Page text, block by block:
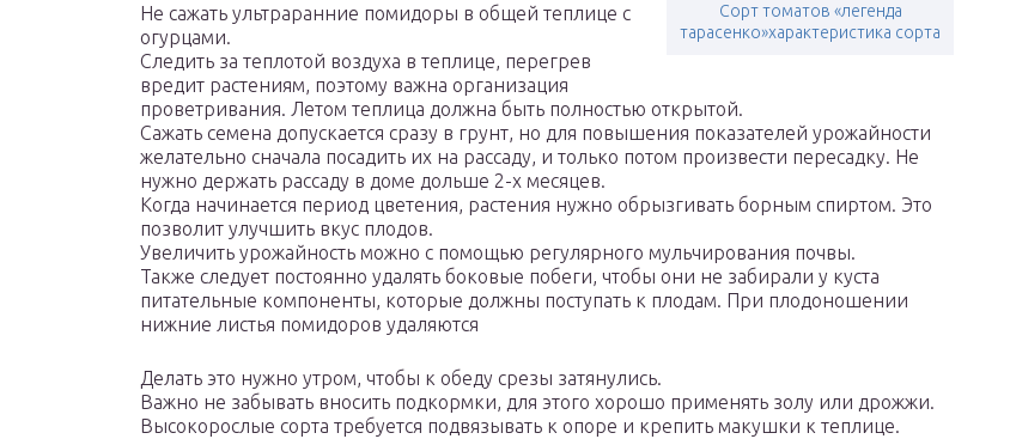
Сорт томатов «легенда
тарасенко»характеристика сорта
Не сажать ультраранние помидоры в общей теплице с
огурцами.
Следить за теплотой воздуха в теплице, перегрев
вредит растениям, поэтому важна организация
проветривания. Летом теплица должна быть полностью открытой.
Сажать семена допускается сразу в грунт, но для повышения показателей урожайности
желательно сначала посадить их на рассаду, и только потом произвести пересадку. Не
нужно держать рассаду в доме дольше 2-х месяцев.
Когда начинается период цветения, растения нужно обрызгивать борным спиртом. Это
позволит улучшить вкус плодов.
Увеличить урожайность можно с помощью регулярного мульчирования почвы.
Также следует постоянно удалять боковые побеги, чтобы они не забирали у куста
питательные компоненты, которые должны поступать к плодам. При плодоношении
нижние листья помидоров удаляются
Делать это нужно утром, чтобы к обеду срезы затянулись.
Важно не забывать вносить подкормки, для этого хорошо применять золу или дрожжи.
Высокорослые сорта требуется подвязывать к опоре и крепить макушки к теплице.